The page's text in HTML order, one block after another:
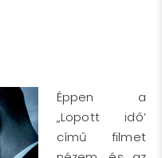
Éppen a
„Lopott idő’
című filmet